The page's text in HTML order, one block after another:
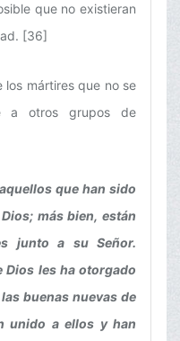
que no existieran
[36]
los mártires que no se
a otros grupos de
que han sido
más bien, están
junto a su Señor.
les ha otorgado
buenas nuevas de
unido a ellos y han